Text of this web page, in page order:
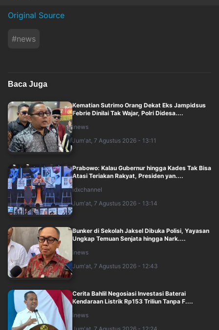
Original Source
#news
Baca Juga
Kematian Sutrimo Orang Dekat Eks Jampidsus
Febrie Dinilai Tak Wajar, Polri Didesa....
inews
Jum'at, 7 Agustus 2026 - 13:11
Prabowo: Kalau Gubernur hingga Kades Tak Bisa
Atasi Teriakan Rakyat, Presiden yan....
idxchannel
Jum'at, 7 Agustus 2026 - 13:14
Bunker di Sekolah Jaksel Dibuka Polisi, Yayasan
Ungkap Temuan Senjata hingga Nark....
inews
Jum'at, 7 Agustus 2026 - 12:43
Cerita Bahlil Negosiasi Investasi Baterai
Kendaraan Listrik Rp153 Triliun Tanpa F....
inews